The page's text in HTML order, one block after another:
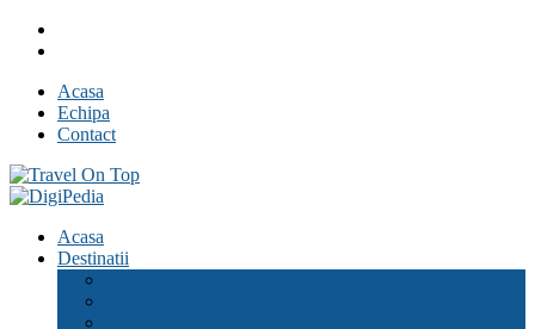
Skip
Acasa
Echipa
Contact
Acasa
Destinatii